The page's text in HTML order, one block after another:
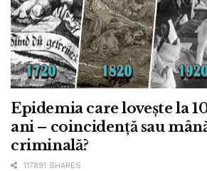
Epidemia care lovește la
ani – coincidență sau
criminală?
117891 SHARES